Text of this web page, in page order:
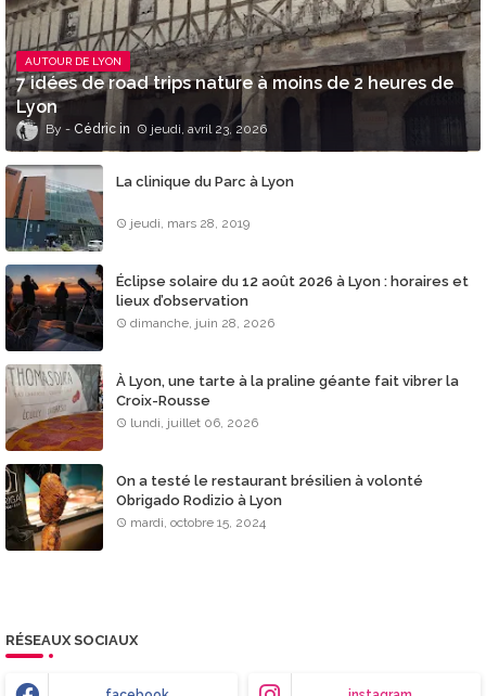
AUTOUR DE LYON
7 idées de road trips nature à moins de 2 heures de
Lyon
Cédric jeudi, avril 23, 2026
La clinique du Parc à Lyon
jeudi, mars 28, 2019
Éclipse solaire du 12 août 2026 à Lyon : horaires et
lieux d’observation
dimanche, juin 28, 2026
À Lyon, une tarte à la praline géante fait vibrer la
Croix-Rousse
lundi, juillet 06, 2026
On a testé le restaurant brésilien à volonté
Obrigado Rodizio à Lyon
mardi, octobre 15, 2024
RÉSEAUX SOCIAUX